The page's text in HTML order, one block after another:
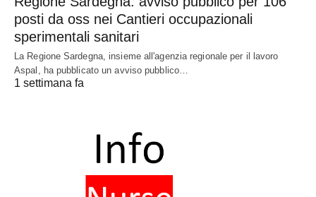
posti da oss nei Cantieri occupazionali
sperimentali sanitari
La Regione Sardegna, insieme all'agenzia regionale per il lavoro
Aspal, ha pubblicato un avviso pubblico…
1 settimana fa